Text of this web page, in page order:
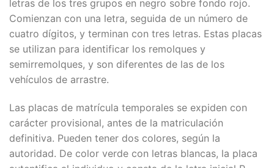
letras de los tres grupos en negro sobre fondo rojo.
Comienzan con una letra, seguida de un número de
cuatro dígitos, y terminan con tres letras. Estas placas
se utilizan para identificar los remolques y
semirremolques, y son diferentes de las de los
vehículos de arrastre.
Las placas de matrícula temporales se expiden con
carácter provisional, antes de la matriculación
definitiva. Pueden tener dos colores, según la
autoridad. De color verde con letras blancas, la placa